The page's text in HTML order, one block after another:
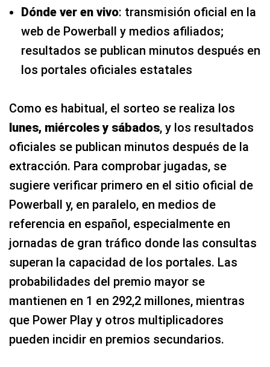
Dónde ver en vivo: transmisión oficial en la
web de Powerball y medios afiliados;
resultados se publican minutos después en
los portales oficiales estatales
Como es habitual, el sorteo se realiza los
lunes, miércoles y sábados, y los resultados
oficiales se publican minutos después de la
extracción. Para comprobar jugadas, se
sugiere verificar primero en el sitio oficial de
Powerball y, en paralelo, en medios de
referencia en español, especialmente en
jornadas de gran tráfico donde las consultas
superan la capacidad de los portales. Las
probabilidades del premio mayor se
mantienen en 1 en 292,2 millones, mientras
que Power Play y otros multiplicadores
pueden incidir en premios secundarios.